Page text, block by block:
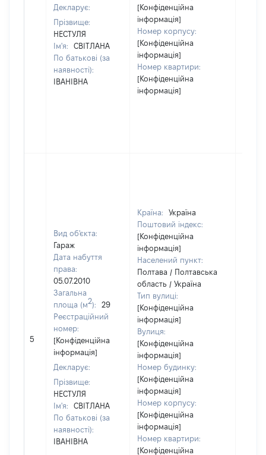
Декларує:
Прізвище:
НЕСТУЛЯ
Ім'я:
СВІТЛАНА
По батькові (за
наявності):
ІВАНІВНА
[Конфіденційна
інформація]
Номер корпусу:
[Конфіденційна
інформація]
Номер квартири:
[Конфіденційна
інформація]
5
Вид об'єкта:
Гараж
Дата набуття
права:
05.07.2010
Загальна
площа (м2):
29
Реєстраційний
номер:
[Конфіденційна
інформація]
Декларує:
Прізвище:
НЕСТУЛЯ
Ім'я:
СВІТЛАНА
По батькові (за
наявності):
ІВАНІВНА
Країна:
Україна
Поштовий індекс:
[Конфіденційна
інформація]
Населений пункт:
Полтава / Полтавська
область / Україна
Тип вулиці:
[Конфіденційна
інформація]
Вулиця:
[Конфіденційна
інформація]
Номер будинку:
[Конфіденційна
інформація]
Номер корпусу:
[Конфіденційна
інформація]
Номер квартири:
[Конфіденційна